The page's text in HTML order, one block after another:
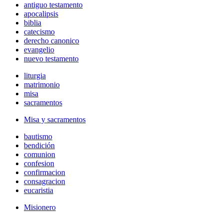
antiguo testamento
apocalipsis
biblia
catecismo
derecho canonico
evangelio
nuevo testamento
liturgia
matrimonio
misa
sacramentos
Misa y sacramentos
bautismo
bendición
comunion
confesion
confirmacion
consagracion
eucaristia
Misionero